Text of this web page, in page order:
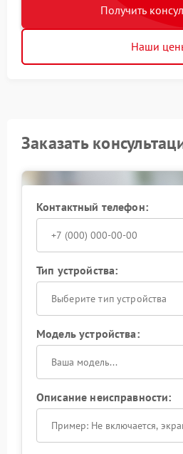
Получить
Наши
Заказать
Контактный телефон:
Тип устройства:
Выберите тип устройства
Модель устройства:
Описание неисправности: